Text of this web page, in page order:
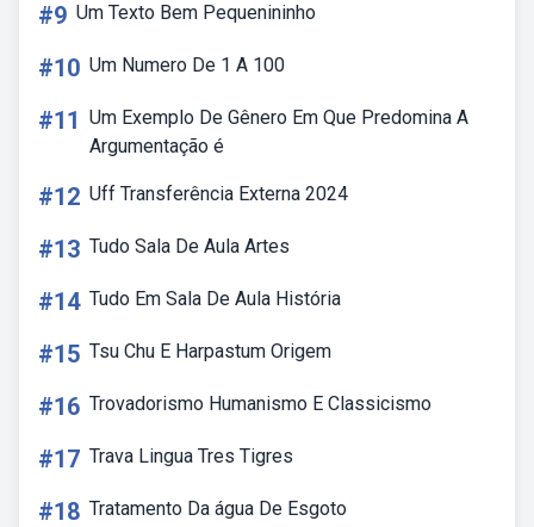
#9 Um Texto Bem Pequenininho
#10 Um Numero De 1 A 100
#11 Um Exemplo De Gênero Em Que Predomina A
Argumentação é
#12 Uff Transferência Externa 2024
#13 Tudo Sala De Aula Artes
#14 Tudo Em Sala De Aula História
#15 Tsu Chu E Harpastum Origem
#16 Trovadorismo Humanismo E Classicismo
#17 Trava Lingua Tres Tigres
#18 Tratamento Da água De Esgoto